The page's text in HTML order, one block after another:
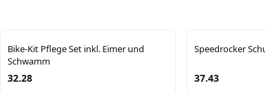
Bike-Kit Pflege Set inkl. Eimer und
Schwamm
32.28
Speedrocker
37.43